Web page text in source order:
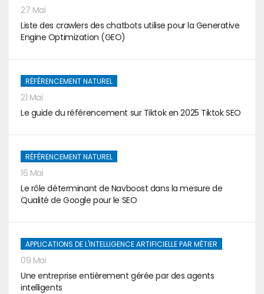
27 Mai
Liste des crawlers des chatbots utilise pour la Generative
Engine Optimization (GEO)
RÉFÉRENCEMENT NATUREL
21 Mai
Le guide du référencement sur Tiktok en 2025 Tiktok SEO
RÉFÉRENCEMENT NATUREL
16 Mai
Le rôle déterminant de Navboost dans la mesure de
Qualité de Google pour le SEO
APPLICATIONS DE L'INTELLIGENCE ARTIFICIELLE PAR MÉTIER
09 Mai
Une entreprise entièrement gérée par des agents
intelligents